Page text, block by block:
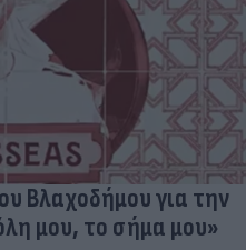
Βλαχοδήμου για την
μου, το σήμα μου»